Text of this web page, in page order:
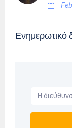
Ενημερωτικό